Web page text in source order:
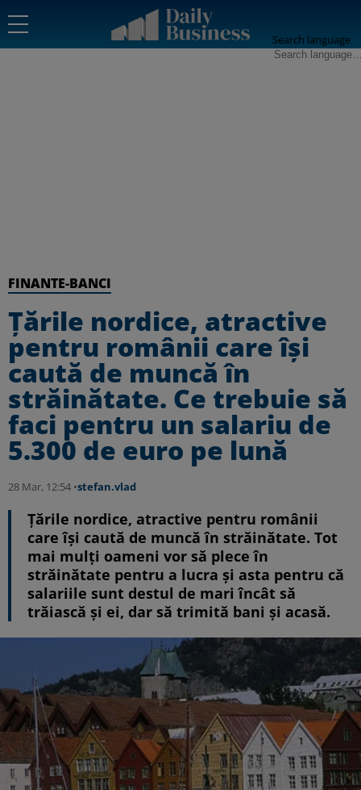
Search language
FINANTE-BANCI
Țările nordice, atractive
pentru românii care își
caută de muncă în
străinătate. Ce trebuie să
faci pentru un salariu de
5.300 de euro pe lună
28 Mar, 12:54 •stefan.vlad
Țările nordice, atractive pentru românii
care își caută de muncă în străinătate. Tot
mai mulți oameni vor să plece în
străinătate pentru a lucra și asta pentru că
salariile sunt destul de mari încât să
trăiască și ei, dar să trimită bani și acasă.